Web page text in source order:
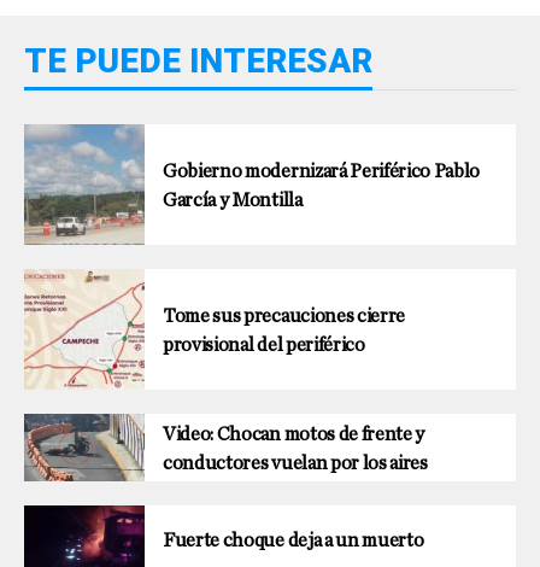
TE PUEDE INTERESAR
Gobierno modernizará Periférico Pablo
García y Montilla
Tome sus precauciones cierre
provisional del periférico
Video: Chocan motos de frente y
conductores vuelan por los aires
Fuerte choque deja a un muerto